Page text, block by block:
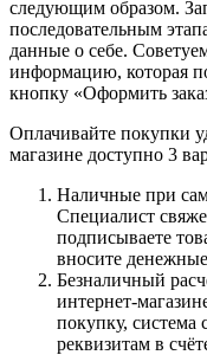
следующим образом.
последовательным
данные о себе.
информацию, которая
кнопку «Оформить
Оплачивайте покупки
магазине доступно 3
Наличные при
Специалист
подписываете
вносите денежные
Безналичный
интернет-
покупку,
реквизитам в